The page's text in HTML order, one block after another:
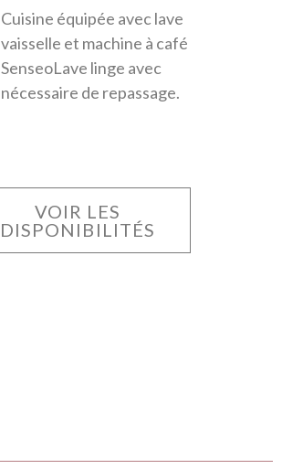
Cuisine équipée avec lave
vaisselle et machine à café
SenseoLave linge avec
nécessaire de repassage.
VOIR LES
DISPONIBILITÉS